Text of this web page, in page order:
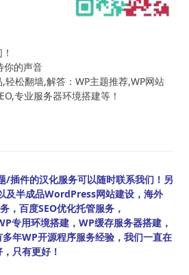
你的声音
轻松翻墙,解答：WP主题推荐,WP网站
专业服务器环境搭建等！
插件的汉化服务可以随时联系我们！另
及半成品WordPress网站建设，海外
，百度SEO优化托管服务，
专用环境搭建，WP缓存服务器搭建，
年WP开源程序服务经验，我们一直在
只有更好！